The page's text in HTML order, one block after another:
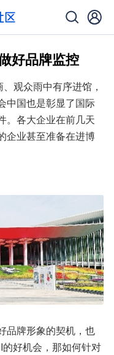
好品牌监控
观众雨中有序进馆，
中国也是彰显了国际
。各大企业在前几天
企业甚至准备在进博
品牌形象的契机，也
好机会，那如何针对